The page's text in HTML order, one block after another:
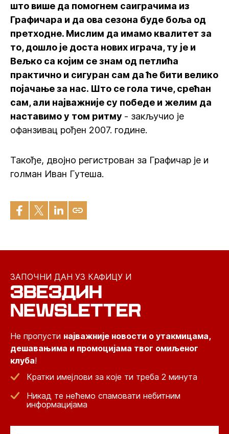
што више да помогнем саиграчима из
Графичара и да ова сезона буде боља од
претходне. Мислим да имамо квалитет за
то, дошло је доста нових играча, ту је и
Вељко са којим се знам од петлића
практично и сигуран сам да ће бити велико
појачање за нас. Што се гола тиче, срећан
сам, али најважније су победе и желим да
наставимо у том ритму - закључио је
офанзивац рођен 2007. године.
Такође, двојно регистрован за Графичар је и
голман Иван Гутеша.
ЗАПОЧНИ ДАН УЗ КАФИЦУ И
ЗВЕЗДИН
NEWSLETTER
Не пропусти најважније новости о утакмицама,
дешавањима и промоцијама твог омиљеног
клуба!
Кратки имејлови за које ти треба 2 минута
Никад те нећемо спамовати небитним
информацијама